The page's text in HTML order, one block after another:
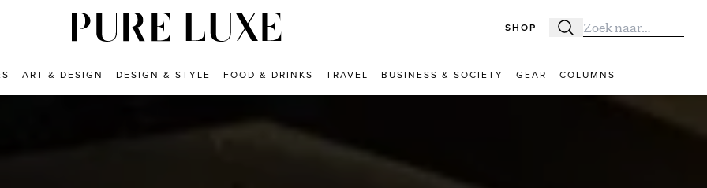
SHOP Zoeken
Zoek naar:
ART & DESIGN DESIGN & STYLE FOOD & DRINKS TRAVEL BUSINESS & SOCIETY GEAR COLUMNS